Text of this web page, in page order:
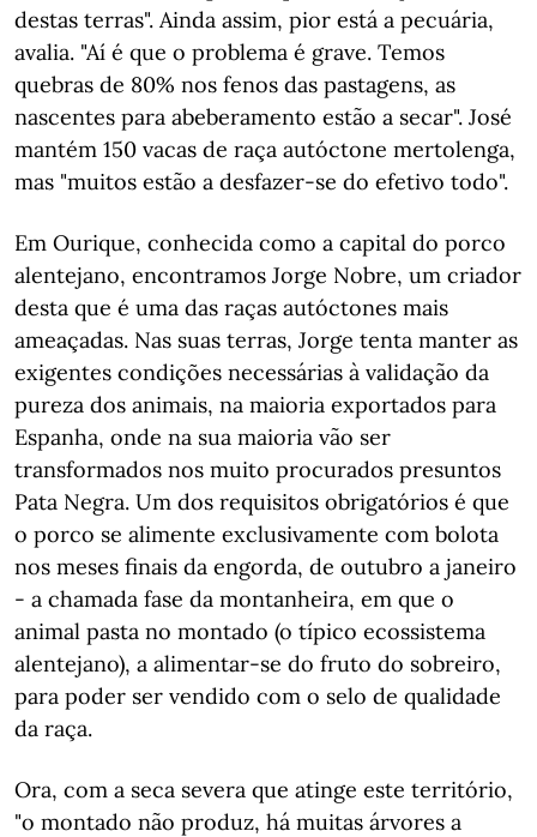
destas terras". Ainda assim, pior está a pecuária,
avalia. "Aí é que o problema é grave. Temos
quebras de 80% nos fenos das pastagens, as
nascentes para abeberamento estão a secar". José
mantém 150 vacas de raça autóctone mertolenga,
mas "muitos estão a desfazer-se do efetivo todo".
Em Ourique, conhecida como a capital do porco
alentejano, encontramos Jorge Nobre, um criador
desta que é uma das raças autóctones mais
ameaçadas. Nas suas terras, Jorge tenta manter as
exigentes condições necessárias à validação da
pureza dos animais, na maioria exportados para
Espanha, onde na sua maioria vão ser
transformados nos muito procurados presuntos
Pata Negra. Um dos requisitos obrigatórios é que
o porco se alimente exclusivamente com bolota
nos meses finais da engorda, de outubro a janeiro
- a chamada fase da montanheira, em que o
animal pasta no montado (o típico ecossistema
alentejano), a alimentar-se do fruto do sobreiro,
para poder ser vendido com o selo de qualidade
da raça.
Ora, com a seca severa que atinge este território,
"o montado não produz, há muitas árvores a